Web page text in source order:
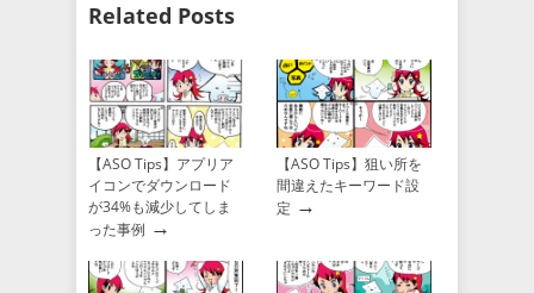
Related Posts
【ASO Tips】アプリア
イコンでダウンロード
が34%も減少してしま
った事例 →
【ASO Tips】狙い所を
間違えたキーワード設
定 →